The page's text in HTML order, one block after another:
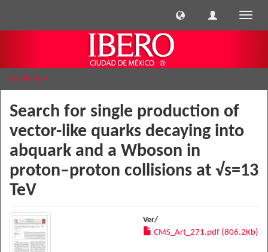
Ver ítem
Search for single production of
vector-like quarks decaying into
abquark and a Wboson in
proton–proton collisions at √s=13
TeV
Ver/
CMS_Art_271.pdf (806.2Kb)